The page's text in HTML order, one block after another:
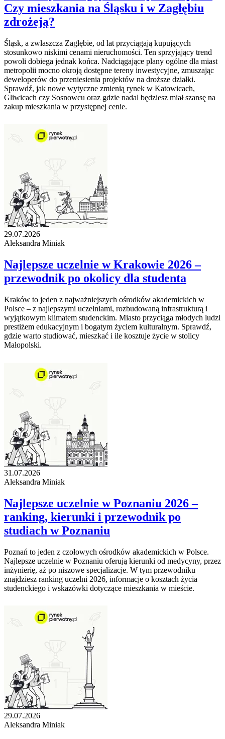
Czy mieszkania na Śląsku i w Zagłębiu
zdrożeją?
Śląsk, a zwłaszcza Zagłębie, od lat przyciągają kupujących
stosunkowo niskimi cenami nieruchomości. Ten sprzyjający trend
powoli dobiega jednak końca. Nadciągające plany ogólne dla miast
metropolii mocno okroją dostępne tereny inwestycyjne, zmuszając
deweloperów do przeniesienia projektów na droższe działki.
Sprawdź, jak nowe wytyczne zmienią rynek w Katowicach,
Gliwicach czy Sosnowcu oraz gdzie nadal będziesz miał szansę na
zakup mieszkania w przystępnej cenie.
29.07.2026
Aleksandra Miniak
Najlepsze uczelnie w Krakowie 2026 –
przewodnik po okolicy dla studenta
Kraków to jeden z najważniejszych ośrodków akademickich w
Polsce – z najlepszymi uczelniami, rozbudowaną infrastrukturą i
wyjątkowym klimatem studenckim. Miasto przyciąga młodych ludzi
prestiżem edukacyjnym i bogatym życiem kulturalnym. Sprawdź,
gdzie warto studiować, mieszkać i ile kosztuje życie w stolicy
Małopolski.
31.07.2026
Aleksandra Miniak
Najlepsze uczelnie w Poznaniu 2026 –
ranking, kierunki i przewodnik po
studiach w Poznaniu
Poznań to jeden z czołowych ośrodków akademickich w Polsce.
Najlepsze uczelnie w Poznaniu oferują kierunki od medycyny, przez
inżynierię, aż po niszowe specjalizacje. W tym przewodniku
znajdziesz ranking uczelni 2026, informacje o kosztach życia
studenckiego i wskazówki dotyczące mieszkania w mieście.
29.07.2026
Aleksandra Miniak